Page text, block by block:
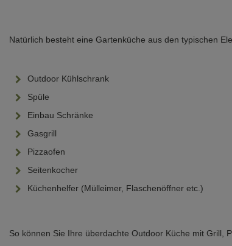
Natürlich besteht eine Gartenküche aus den typischen
Outdoor Kühlschrank
Spüle
Einbau Schränke
Gasgrill
Pizzaofen
Seitenkocher
Küchenhelfer (Mülleimer, Flaschenöffner etc.)
So können Sie Ihre überdachte Outdoor Küche mit Grill,